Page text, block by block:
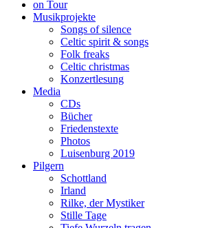
on Tour
Musikprojekte
Songs of silence
Celtic spirit & songs
Folk freaks
Celtic christmas
Konzertlesung
Media
CDs
Bücher
Friedenstexte
Photos
Luisenburg 2019
Pilgern
Schottland
Irland
Rilke, der Mystiker
Stille Tage